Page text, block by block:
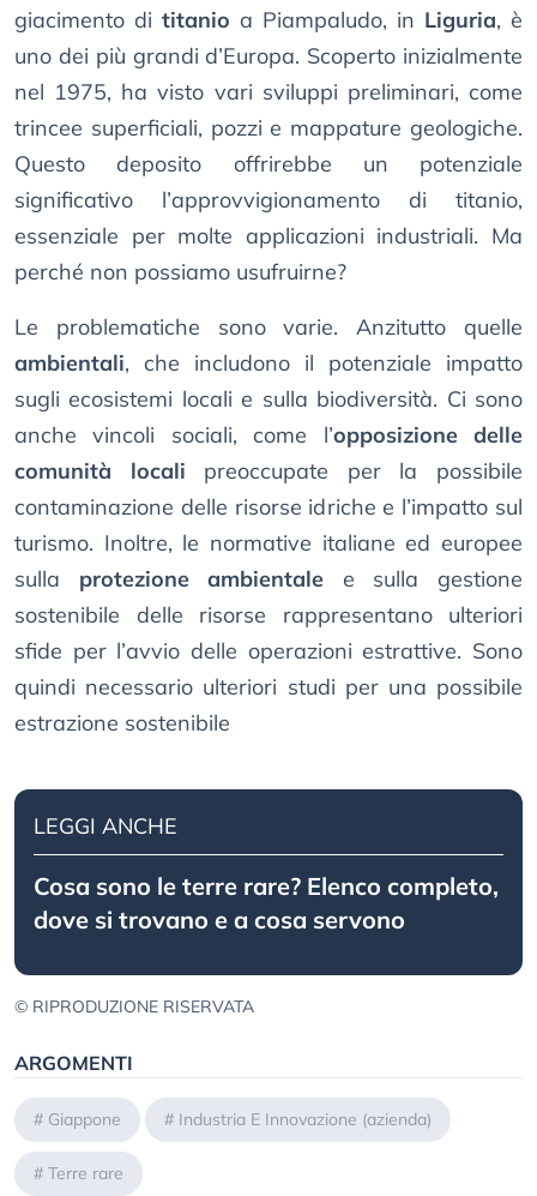
giacimento di titanio a Piampaludo, in Liguria, è
uno dei più grandi d’Europa. Scoperto inizialmente
nel 1975, ha visto vari sviluppi preliminari, come
trincee superficiali, pozzi e mappature geologiche.
Questo deposito offrirebbe un potenziale
significativo l’approvvigionamento di titanio,
essenziale per molte applicazioni industriali. Ma
perché non possiamo usufruirne?
Le problematiche sono varie. Anzitutto quelle
ambientali, che includono il potenziale impatto
sugli ecosistemi locali e sulla biodiversità. Ci sono
anche vincoli sociali, come l’opposizione delle
comunità locali preoccupate per la possibile
contaminazione delle risorse idriche e l’impatto sul
turismo. Inoltre, le normative italiane ed europee
sulla protezione ambientale e sulla gestione
sostenibile delle risorse rappresentano ulteriori
sfide per l’avvio delle operazioni estrattive​. Sono
quindi necessario ulteriori studi per una possibile
estrazione sostenibile​
LEGGI ANCHE
Cosa sono le terre rare? Elenco completo,
dove si trovano e a cosa servono
© RIPRODUZIONE RISERVATA
ARGOMENTI
# Giappone # Industria E Innovazione (azienda)
# Terre rare